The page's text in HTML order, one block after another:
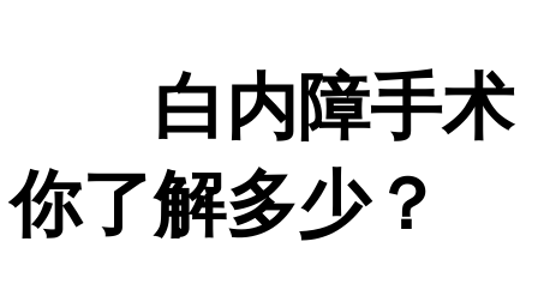
白内障手术
你了解多少？